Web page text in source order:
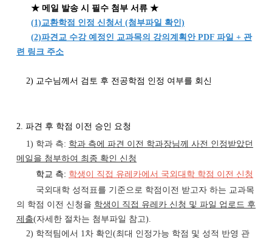
★ 메일 발송 시 필수 첨부 서류 ★
(1)교환학점 인정 신청서 (첨부파일 확인)
(2)파견교 수강 예정인 교과목의 강의계획안 PDF 파일 + 관
련 링크 주소
2) 교수님께서 검토 후 전공학점 인정 여부를 회신
2. 파견 후 학점 이전 승인 요청
1) 학과 측: 학과 측에 파견 이전 학과장님께 사전 인정받았던
메일을 첨부하여 최종 확인 신청
학교 측: 학생이 직접 유레카에서 국외대학 학점 이전 신청
국외대학 성적표를 기준으로 학점이전 받고자 하는 교과목
의 학점 이전 신청을 학생이 직접 유레카 신청 및 파일 업로드 후
제출(자세한 절차는 첨부파일 참고).
2) 학적팀에서 1차 확인(최대 인정가능 학점 및 성적 반영 관